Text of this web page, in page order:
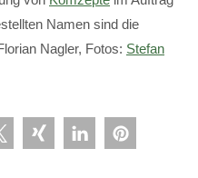
Namen sind die
Nagler, Fotos: Stefan